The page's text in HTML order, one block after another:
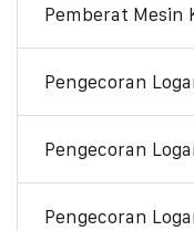
Pemberat Mesin
Pengecoran
Pengecoran
Pengecoran